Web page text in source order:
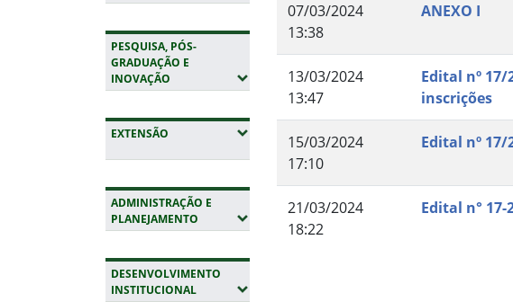
PESQUISA, PÓS-
GRADUAÇÃO E
INOVAÇÃO (EXPANDIR SUBMENUS)
EXTENSÃO (EXPANDIR SUBMENUS)
ADMINISTRAÇÃO E
PLANEJAMENTO (EXPANDIR SUBMENUS)
DESENVOLVIMENTO
INSTITUCIONAL(EXPANDIR SUBMENUS)
07/03/2024
13:38
ANEXO I
13/03/2024
13:47
Edital nº
inscrições
15/03/2024
17:10
Edital nº
21/03/2024
18:22
Edital n°